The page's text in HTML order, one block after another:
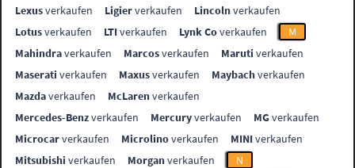
Lexusverkaufen Ligierverkaufen Lincolnverkaufen
Lotusverkaufen LTIverkaufen Lynk Coverkaufen
M
Mahindraverkaufen Marcosverkaufen Maruti verkaufen
Maserati verkaufen Maxusverkaufen Maybachverkaufen
Mazdaverkaufen McLarenverkaufen
Mercedes-Benzverkaufen Mercuryverkaufen MGverkaufen
Microcarverkaufen Microlinoverkaufen MINIverkaufen
Mitsubishi verkaufen Morganverkaufen
N